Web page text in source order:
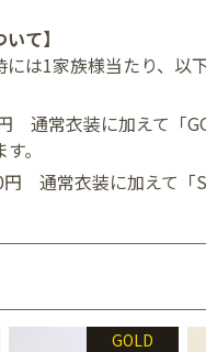
て】
には1家族様当たり、以
通常衣装に加えて「
。
円 通常衣装に加えて「
GOLD